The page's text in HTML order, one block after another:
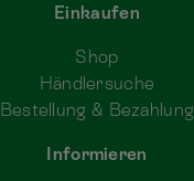
Einkaufen
Shop
Händlersuche
Bestellung & Bezahlung
Informieren